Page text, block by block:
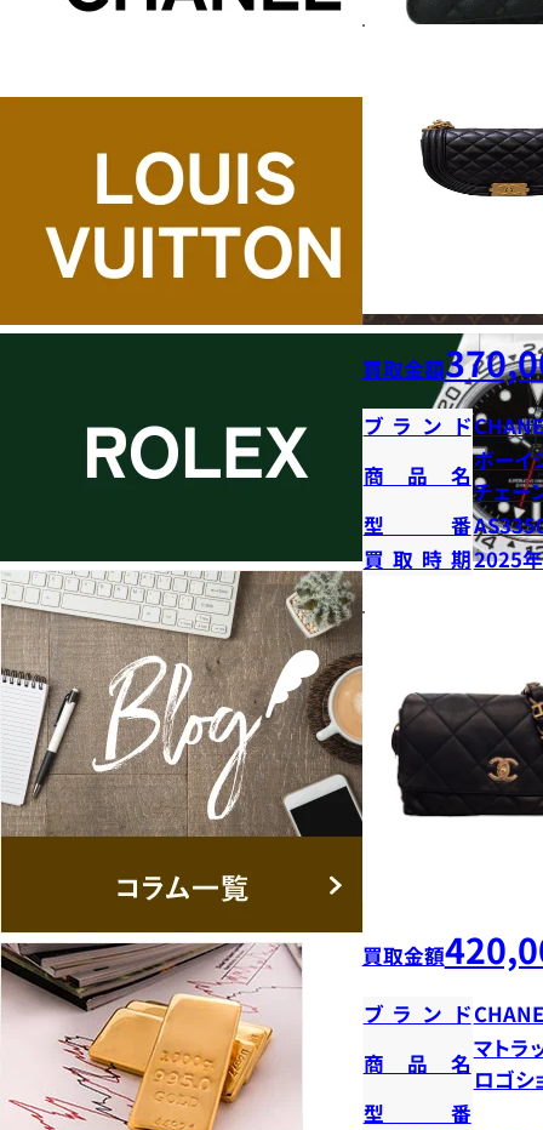
買取金額
ブランド
商品名
ボー
チェー
型番
買取時期2025
買取金額
ブランド
商品名
マトラ
ロゴシ
型番